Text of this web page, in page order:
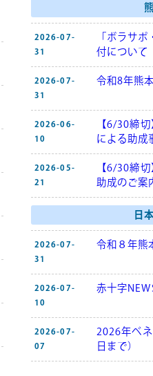
2026-07-
31
「ボラサ
付について
2026-07-
31
令和8年熊
2026-06-
10
【6/30締
による助成
2026-05-
21
【6/30締
助成のご案
日
2026-07-
31
令和８年熊
2026-07-
10
赤十字
2026-07-
07
2026年ベ
日まで）